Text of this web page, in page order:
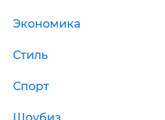
Экономика
Стиль
Спорт